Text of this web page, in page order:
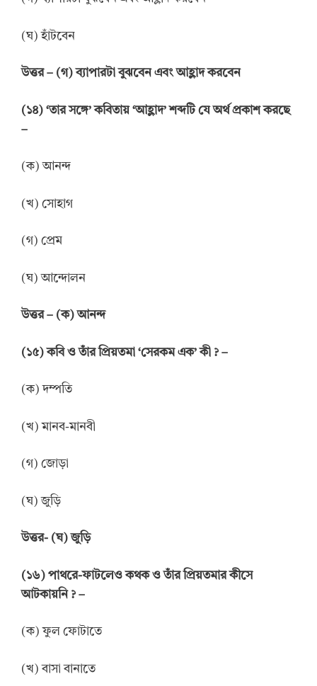
(ঘ) হাঁটবেন
উত্তর – (গ) ব্যাপারটা বুঝবেন এবং আহ্লাদ করবেন
(১৪) ‘তার সঙ্গে’ কবিতায় ‘আহ্লাদ’ শব্দটি যে অর্থ প্রকাশ করছে
–
(ক) আনন্দ
(খ) সোহাগ
(গ) প্রেম
(ঘ) আন্দোলন
উত্তর – (ক) আনন্দ
(১৫) কবি ও তাঁর প্রিয়তমা ‘সেরকম এক’ কী ? –
(ক) দম্পতি
(খ) মানব-মানবী
(গ) জোড়া
(ঘ) জুড়ি
উত্তর- (ঘ) জুড়ি
(১৬) পাথরে-ফাটলেও কথক ও তাঁর প্রিয়তমার কীসে
আটকায়নি ? –
(ক) ফুল ফোটাতে
(খ) বাসা বানাতে